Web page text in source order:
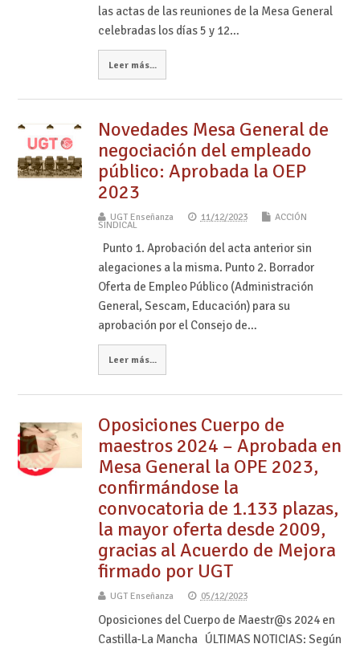
las actas de las reuniones de la Mesa General
celebradas los días 5 y 12…
Leer más...
Novedades Mesa General de
negociación del empleado
público: Aprobada la OEP
2023
UGT Enseñanza 11/12/2023 ACCIÓN
SINDICAL
Punto 1. Aprobación del acta anterior sin
alegaciones a la misma. Punto 2. Borrador
Oferta de Empleo Público (Administración
General, Sescam, Educación) para su
aprobación por el Consejo de…
Leer más...
Oposiciones Cuerpo de
maestros 2024 – Aprobada en
Mesa General la OPE 2023,
confirmándose la
convocatoria de 1.133 plazas,
la mayor oferta desde 2009,
gracias al Acuerdo de Mejora
firmado por UGT
UGT Enseñanza 05/12/2023
Oposiciones del Cuerpo de Maestr@s 2024 en
Castilla-La Mancha ÚLTIMAS NOTICIAS: Según